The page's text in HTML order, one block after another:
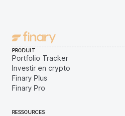
PRODUIT
Portfolio Tracker
Investir en crypto
Finary Plus
Finary Pro
RESSOURCES